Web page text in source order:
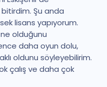
Şu anda
lisans yapıyorum.
olduğunu
daha oyun dolu,
oldunu söyleyebilirim.
çalış ve daha çok